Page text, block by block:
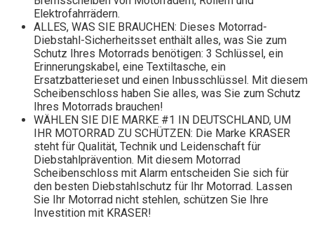
Elektrofahrrädern.
ALLES, WAS SIE BRAUCHEN: Dieses Motorrad-
Diebstahl-Sicherheitsset enthält alles, was Sie zum
Schutz Ihres Motorrads benötigen: 3 Schlüssel, ein
Erinnerungskabel, eine Textiltasche, ein
Ersatzbatterieset und einen Inbusschlüssel. Mit diesem
Scheibenschloss haben Sie alles, was Sie zum Schutz
Ihres Motorrads brauchen!
WÄHLEN SIE DIE MARKE #1 IN DEUTSCHLAND, UM
IHR MOTORRAD ZU SCHÜTZEN: Die Marke KRASER
steht für Qualität, Technik und Leidenschaft für
Diebstahlprävention. Mit diesem Motorrad
Scheibenschloss mit Alarm entscheiden Sie sich für
den besten Diebstahlschutz für Ihr Motorrad. Lassen
Sie Ihr Motorrad nicht stehlen, schützen Sie Ihre
Investition mit KRASER!